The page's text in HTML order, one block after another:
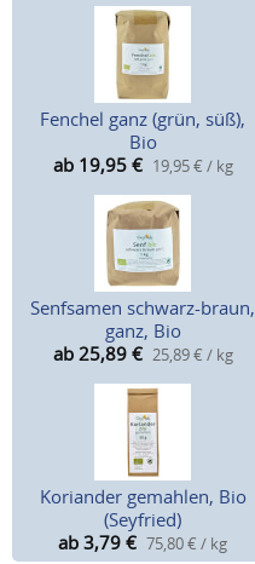
Fenchel ganz (grün, süß),
Bio
ab 19,95 € 19,95 € / kg
Senfsamen schwarz-braun,
ganz, Bio
ab 25,89 € 25,89 € / kg
Koriander gemahlen, Bio
(Seyfried)
ab 3,79 € 75,80 € / kg